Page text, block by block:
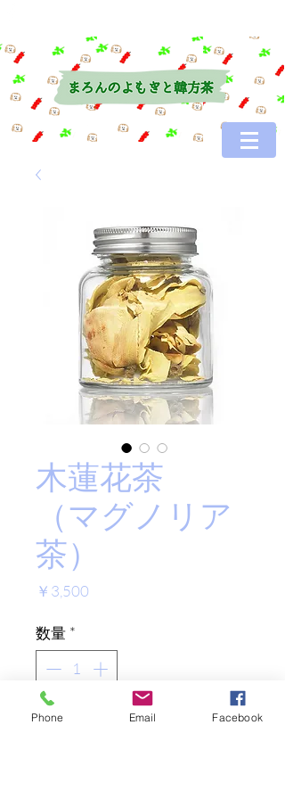
木蓮花茶
（マグノリア
茶）
￥3,500
数量 *
Add to Cart
Phone Email Facebook